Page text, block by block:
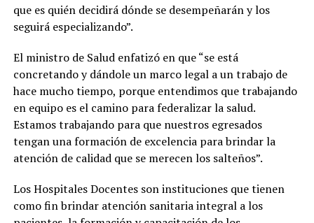
que es quién decidirá dónde se desempeñarán y los
seguirá especializando”.
El ministro de Salud enfatizó en que “se está
concretando y dándole un marco legal a un trabajo de
hace mucho tiempo, porque entendimos que trabajando
en equipo es el camino para federalizar la salud.
Estamos trabajando para que nuestros egresados
tengan una formación de excelencia para brindar la
atención de calidad que se merecen los salteños”.
Los Hospitales Docentes son instituciones que tienen
como fin brindar atención sanitaria integral a los